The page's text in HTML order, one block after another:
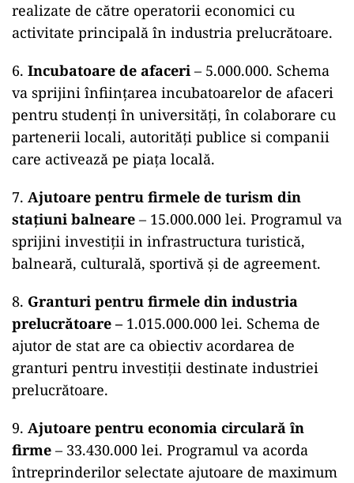
realizate de către operatorii economici cu
activitate principală în industria prelucrătoare.
6. Incubatoare de afaceri – 5.000.000. Schema
va sprijini înființarea incubatoarelor de afaceri
pentru studenți în universități, în colaborare cu
partenerii locali, autorități publice si companii
care activează pe piața locală.
7. Ajutoare pentru firmele de turism din
stațiuni balneare – 15.000.000 lei. Programul va
sprijini investiții in infrastructura turistică,
balneară, culturală, sportivă și de agreement.
8. Granturi pentru firmele din industria
prelucrătoare – 1.015.000.000 lei. Schema de
ajutor de stat are ca obiectiv acordarea de
granturi pentru investiții destinate industriei
prelucrătoare.
9. Ajutoare pentru economia circulară în
firme – 33.430.000 lei. Programul va acorda
întreprinderilor selectate ajutoare de maximum